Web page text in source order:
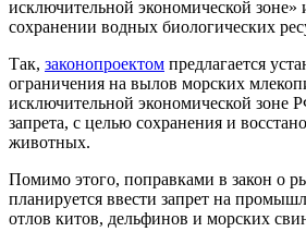
исключительной экономической
сохранении водных биологических
Так, законопроектом предлагается
ограничения на вылов морских
исключительной экономической зоне
запрета, с целью сохранения и
животных.
Помимо этого, поправками в закон о
планируется ввести запрет на
отлов китов, дельфинов и морских